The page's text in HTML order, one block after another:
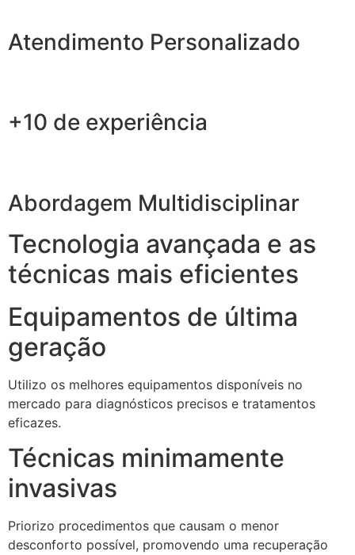
Atendimento Personalizado
+10 de experiência
Abordagem Multidisciplinar
Tecnologia avançada e as
técnicas mais eficientes
Equipamentos de última
geração
Utilizo os melhores equipamentos disponíveis no
mercado para diagnósticos precisos e tratamentos
eficazes.
Técnicas minimamente
invasivas
Priorizo procedimentos que causam o menor
desconforto possível, promovendo uma recuperação